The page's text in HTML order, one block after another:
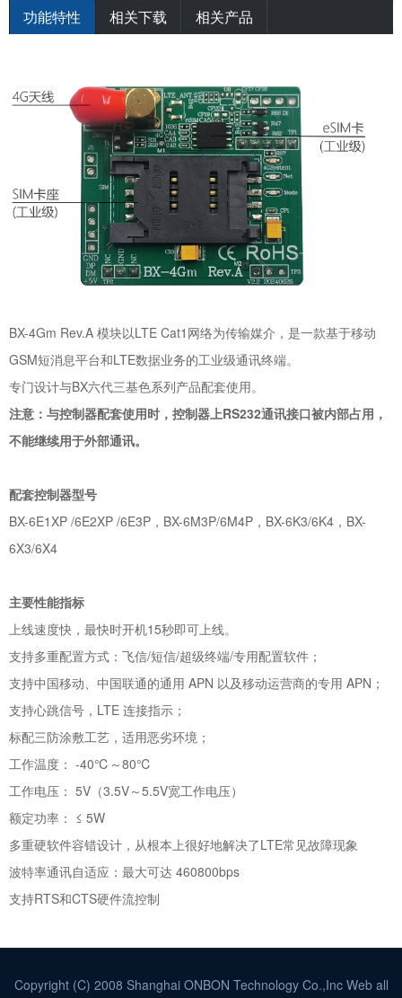
功能特性 相关下载 相关产品
BX-4Gm Rev.A 模块以LTE Cat1网络为传输媒介，是一款基于移动
GSM短消息平台和LTE数据业务的工业级通讯终端。
专门设计与BX六代三基色系列产品配套使用。
注意：与控制器配套使用时，控制器上RS232通讯接口被内部占用，
不能继续用于外部通讯。
配套控制器型号
BX-6E1XP /6E2XP /6E3P，BX-6M3P/6M4P，BX-6K3/6K4，BX-
6X3/6X4
主要性能指标
上线速度快，最快时开机15秒即可上线。
支持多重配置方式：飞信/短信/超级终端/专用配置软件；
支持中国移动、中国联通的通用 APN 以及移动运营商的专用 APN；
支持心跳信号，LTE 连接指示；
标配三防涂敷工艺，适用恶劣环境；
工作温度： -40℃～80℃
工作电压： 5V（3.5V～5.5V宽工作电压）
额定功率： ≤ 5W
多重硬软件容错设计，从根本上很好地解决了LTE常见故障现象
波特率通讯自适应：最大可达 460800bps
支持RTS和CTS硬件流控制
Copyright (C) 2008 Shanghai ONBON Technology Co.,Inc Web all